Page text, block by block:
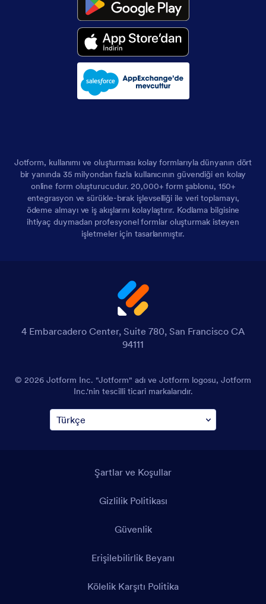
Jotform, kullanımı ve oluşturması kolay formlarıyla dünyanın dört
bir yanında 35 milyondan fazla kullanıcının güvendiği en kolay
online form oluşturucudur. 20,000+ form şablonu, 150+
entegrasyon ve sürükle-bırak işlevselliği ile veri toplamayı,
ödeme almayı ve iş akışlarını kolaylaştırır. Kodlama bilgisine
ihtiyaç duymadan profesyonel formlar oluşturmak isteyen
işletmeler için tasarlanmıştır.
4 Embarcadero Center, Suite 780, San Francisco CA
94111
© 2026 Jotform Inc. "Jotform" adı ve Jotform logosu, Jotform
Inc.'nin tescilli ticari markalarıdır.
Şartlar ve Koşullar
Gizlilik Politikası
Güvenlik
Erişilebilirlik Beyanı
Kölelik Karşıtı Politika